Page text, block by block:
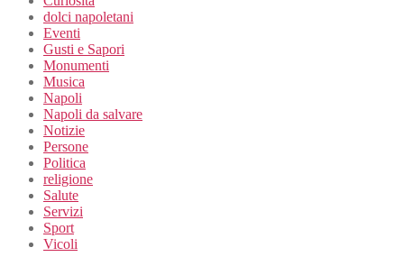
dolci napoletani
Eventi
Gusti e Sapori
Monumenti
Musica
Napoli
Napoli da salvare
Notizie
Persone
Politica
religione
Salute
Servizi
Sport
Vicoli